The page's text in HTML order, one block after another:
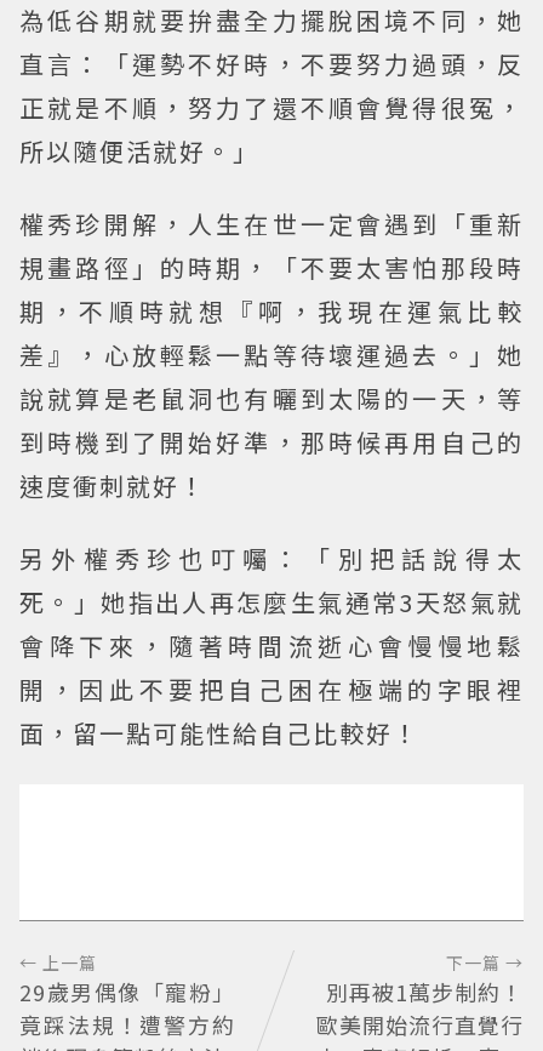
為低谷期就要拚盡全力擺脫困境不同，她
直言：「運勢不好時，不要努力過頭，反
正就是不順，努力了還不順會覺得很冤，
所以隨便活就好。」
權秀珍開解，人生在世一定會遇到「重新
規畫路徑」的時期，「不要太害怕那段時
期，不順時就想『啊，我現在運氣比較
差』，心放輕鬆一點等待壞運過去。」她
說就算是老鼠洞也有曬到太陽的一天，等
到時機到了開始好準，那時候再用自己的
速度衝刺就好！
另外權秀珍也叮囑：「別把話說得太
死。」她指出人再怎麼生氣通常3天怒氣就
會降下來，隨著時間流逝心會慢慢地鬆
開，因此不要把自己困在極端的字眼裡
面，留一點可能性給自己比較好！
← 上一篇
29歲男偶像「寵粉」
竟踩法規！遭警方約
下一篇 →
別再被1萬步制約！
歐美開始流行直覺行